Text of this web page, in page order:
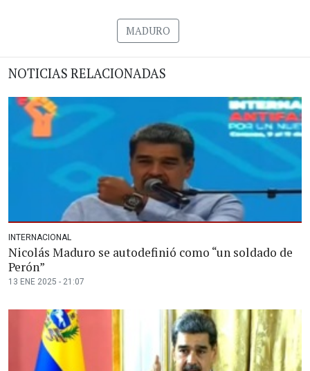
MADURO
NOTICIAS RELACIONADAS
INTERNACIONAL
Nicolás Maduro se autodefinió como “un soldado de
Perón”
13 ENE 2025 - 21:07